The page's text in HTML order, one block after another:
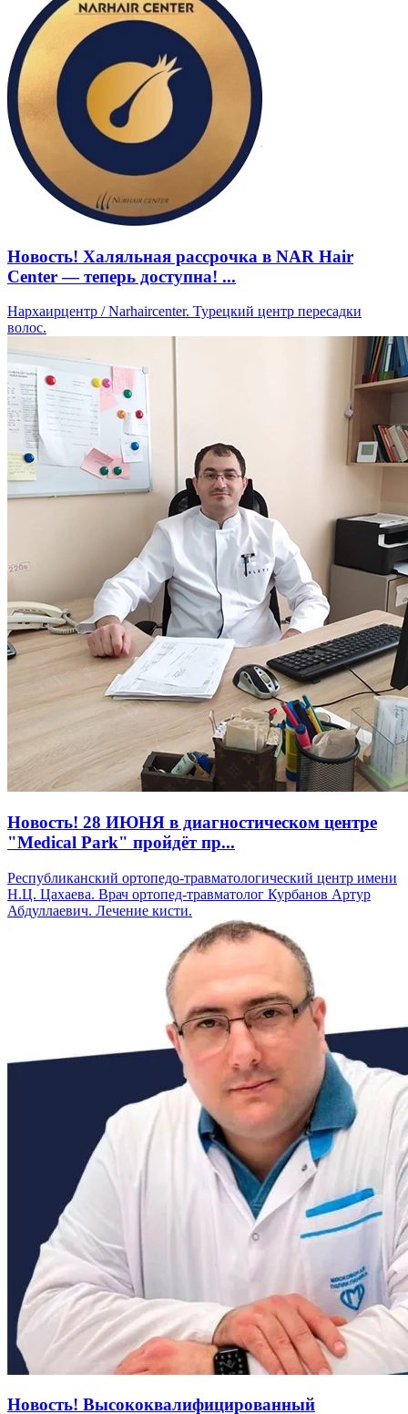
Новость! Халяльная рассрочка в NAR Hair
Center — теперь доступна! ...
Нархаирцентр / Narhaircenter. Турецкий центр пересадки
волос.
Новость! 28 ИЮНЯ в диагностическом центре
"Medical Park" пройдёт пр...
Республиканский ортопедо-травматологический центр имени
Н.Ц. Цахаева. Врач ортопед-травматолог Курбанов Артур
Абдуллаевич. Лечение кисти.
Новость! Высококвалифицированный